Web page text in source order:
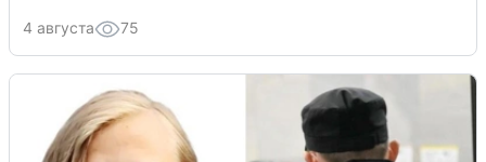
4 августа 75